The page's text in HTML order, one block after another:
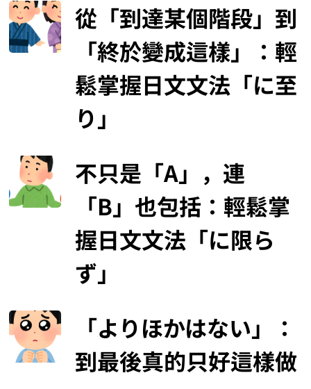
從「到達某個階段」到
「終於變成這樣」：輕
鬆掌握日文文法「に至
り」
不只是「A」，連
「B」也包括：輕鬆掌
握日文文法「に限ら
ず」
「よりほかはない」：
到最後真的只好這樣做